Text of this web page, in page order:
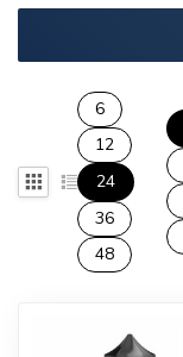
6
12
24
36
48